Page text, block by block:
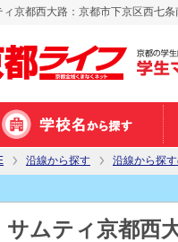
ィ京都西大路：京都市下京区西七
沿線から探す 沿線から探
サムティ京都西